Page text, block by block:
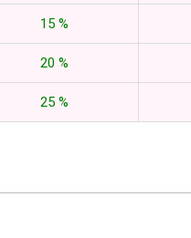
15 %
20 %
25 %